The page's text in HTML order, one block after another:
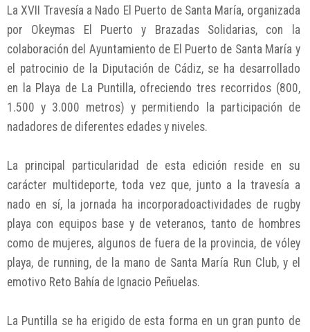
La XVII Travesía a Nado El Puerto de Santa María, organizada
por Okeymas El Puerto y Brazadas Solidarias, con la
colaboración del Ayuntamiento de El Puerto de Santa María y
el patrocinio de la Diputación de Cádiz, se ha desarrollado
en la Playa de La Puntilla, ofreciendo tres recorridos (800,
1.500 y 3.000 metros) y permitiendo la participación de
nadadores de diferentes edades y niveles.
La principal particularidad de esta edición reside en su
carácter multideporte, toda vez que, junto a la travesía a
nado en sí, la jornada ha incorporadoactividades de rugby
playa con equipos base y de veteranos, tanto de hombres
como de mujeres, algunos de fuera de la provincia, de vóley
playa, de running, de la mano de Santa María Run Club, y el
emotivo Reto Bahía de Ignacio Peñuelas.
La Puntilla se ha erigido de esta forma en un gran punto de